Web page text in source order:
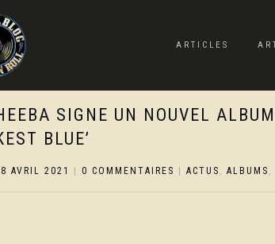
ARTICLES
SIGNE UN NOUVEL
BLUE’
AVRIL 2021 0 COMMENTAIRES ACTUS , ALBUMS ,